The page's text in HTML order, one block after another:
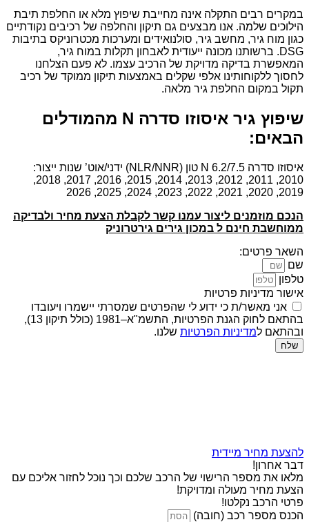
במקרים רבים התקלה אינה מחייבת שיפוץ מלא או החלפת תיבת
הילוכים שלמה. אנו מבצעים גם תיקון והחלפה של רכיבים נקודתיים
כגון מוח גיר, מחשב גיר, סולנואידים ומערכות מכטרוניקס בתיבות
DSG. ברשותנו מכונה ייעודית לאבחון תקלות במוח גיר,
המאפשרת בדיקה מדויקת של הרכיב עצמו. לא פעם הצלחנו
לחסוך ללקוחותינו אלפי שקלים באמצעות תיקון ממוקד של רכיב
תקול במקום החלפת גיר מלאה.
שיפוץ גיר איסוזו סדרה N מהמודלים
הבאים:
איסוזו סדרה N 6.2/7.5 טון (NLR/NNR) ידני/אוט’ שנות ייצור:
2010, 2011, 2012, 2013, 2014, 2015, 2016, 2017, 2018,
2019, 2020, 2021, 2022, 2023, 2024, 2025, 2026
הנכם מוזמנים ליצור עמנו קשר לקבלת הצעת מחיר ולבדיקה
ממוחשבת חינם ל במכון גירים גירטרוניק
השאר פרטים:
שם
טלפון
אישור מדיניות פרטיות
אני מאשר/ת כי ידוע לי שהפרטים שמסרתי יישמרו ויעובדו
בהתאם לחוק הגנת הפרטיות, התשמ"א–1981 (כולל תיקון 13),
ובהתאם למדיניות הפרטיות שלנו.
שלח
להצעת מחיר מיידית
דבר אחרון!
מלאו את מספר הרישוי של הרכב שלכם וכך נוכל לחזור אליכם עם
הצעת מחיר מעולה ומדויקת!
פרטי הרכב נקלטו!
הכנס מספר רכב (חובה)